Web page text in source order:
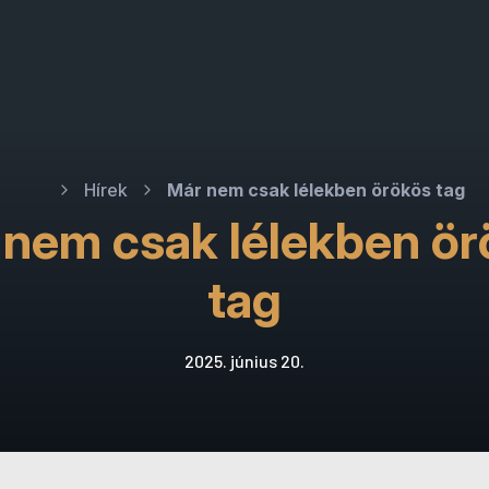
Hírek Már nem csak lélekben örökös tag
csak lélekben
tag
2025. június 20.